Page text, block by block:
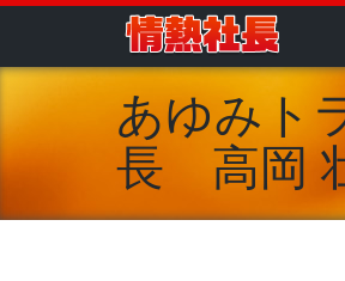
あゆみト
長 高岡